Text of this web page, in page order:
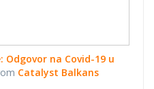
na Covid-19 u
Catalyst Balkans